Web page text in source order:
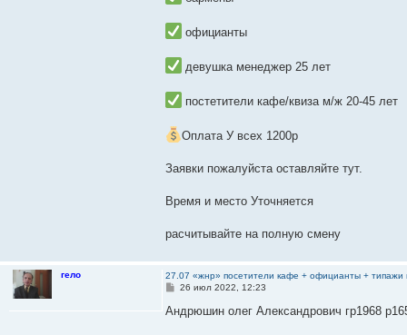
официанты
девушка менеджер 25 лет
постетители кафе/квиза м/ж 20-45 лет
Оплата У всех 1200р
Заявки пожалуйста оставляйте тут.
Время и место Уточняется
расчитывайте на полную смену
гело
27.07 «жнр» посетители кафе + официанты +
С
о
б
26 июл 2022, 12:23
Андрюшин олег Александрович гр1968